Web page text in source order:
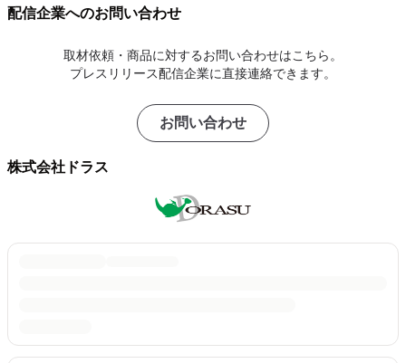
配信企業へのお問い合わせ
取材依頼・商品に対するお問い合わせはこちら。
プレスリリース配信企業に直接連絡できます。
お問い合わせ
株式会社ドラス